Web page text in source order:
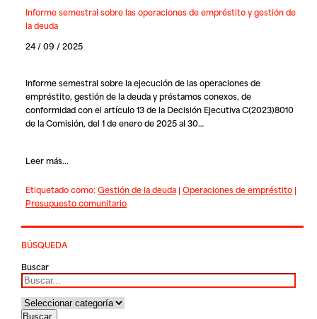
Informe semestral sobre las operaciones de empréstito y gestión de
la deuda
24 / 09 / 2025
Informe semestral sobre la ejecución de las operaciones de
empréstito, gestión de la deuda y préstamos conexos, de
conformidad con el artículo 13 de la Decisión Ejecutiva C(2023)8010
de la Comisión, del 1 de enero de 2025 al 30…
Leer más...
Etiquetado como:Gestión de la deuda| Operaciones de empréstito|
Presupuesto comunitario
BÚSQUEDA
Buscar